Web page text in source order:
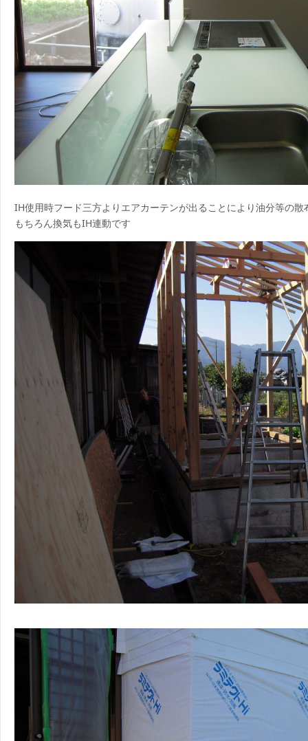
IH使用時フード三方よりエアカーテンが出ることにより油分等の散
もちろん換気もIH連動です